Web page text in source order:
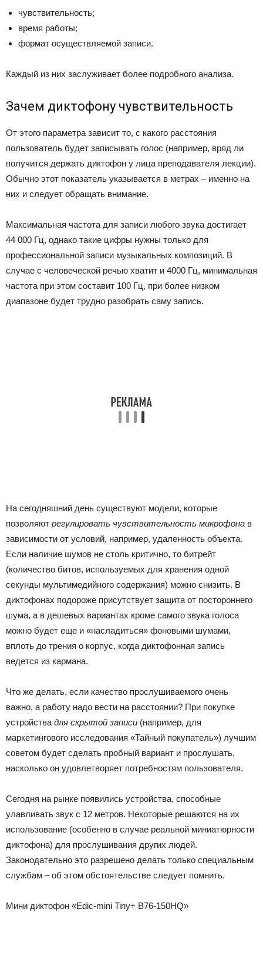
чувствительность;
время работы;
формат осуществляемой записи.
Каждый из них заслуживает более подробного анализа.
Зачем диктофону чувствительность
От этого параметра зависит то, с какого расстояния
пользователь будет записывать голос (например, вряд ли
получится держать диктофон у лица преподавателя лекции).
Обычно этот показатель указывается в метрах – именно на
них и следует обращать внимание.
Максимальная частота для записи любого звука достигает
44 000 Гц, однако такие цифры нужны только для
профессиональной записи музыкальных композиций. В
случае с человеческой речью хватит и 4000 Гц, минимальная
частота при этом составит 100 Гц, при более низком
диапазоне будет трудно разобрать саму запись.
На сегодняшний день существуют модели, которые
позволяют регулировать чувствительность микрофона в
зависимости от условий, например, удаленность объекта.
Если наличие шумов не столь критично, то битрейт
(количество битов, используемых для хранения одной
секунды мультимедийного содержания) можно снизить. В
диктофонах подороже присутствует защита от постороннего
шума, а в дешевых вариантах кроме самого звука голоса
можно будет еще и «насладиться» фоновыми шумами,
вплоть до трения о корпус, когда диктофонная запись
ведется из кармана.
Что же делать, если качество прослушиваемого очень
важно, а работу надо вести на расстоянии? При покупке
устройства для скрытой записи (например, для
маркетингового исследования «Тайный покупатель») лучшим
советом будет сделать пробный вариант и прослушать,
насколько он удовлетворяет потребностям пользователя.
Сегодня на рынке появились устройства, способные
улавливать звук с 12 метров. Некоторые решаются на их
использование (особенно в случае реальной миниатюрности
диктофона) для прослушивания других людей.
Законодательно это разрешено делать только специальным
службам – об этом обстоятельстве следует помнить.
Мини диктофон «Edic-mini Tiny+ B76-150HQ»